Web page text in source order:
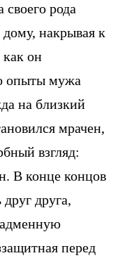
рода
накрывая к
как он
опыты мужа
на близкий
мрачен,
взгляд:
В конце концов
друга,
перед